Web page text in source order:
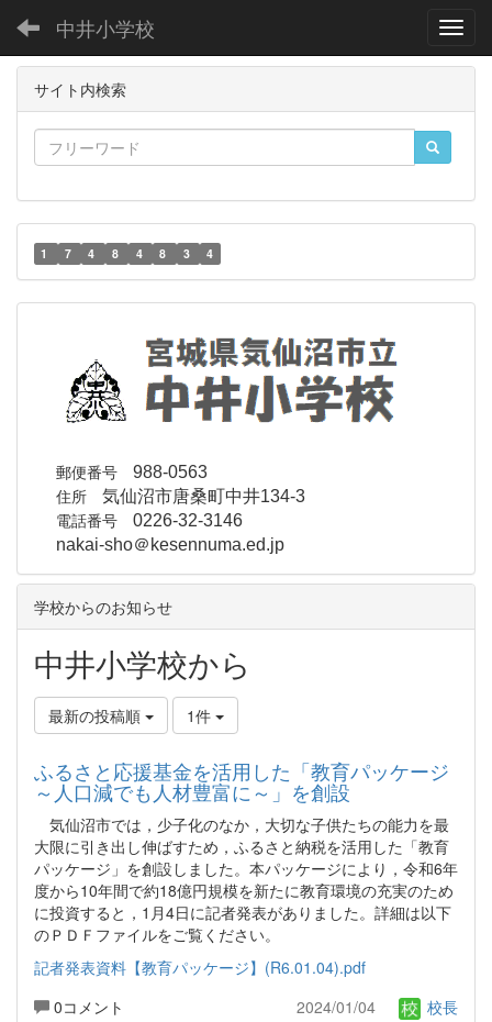
中井小学校
サイト内検索
1 7 4 8 4 8 3 4
郵便番号 988-0563
住所 気仙沼市唐桑町中井134-3
電話番号 0226-32-3146
nakai-sho＠kesennuma.ed.jp
学校からのお知らせ
中井小学校から
最新の投稿順 1件
ふるさと応援基金を活用した「教育パッケージ
～人口減でも人材豊富に～」を創設
気仙沼市では，少子化のなか，大切な子供たちの能力を最
大限に引き出し伸ばすため，ふるさと納税を活用した「教育
パッケージ」を創設しました。本パッケージにより，令和6年
度から10年間で約18億円規模を新たに教育環境の充実のため
に投資すると，1月4日に記者発表がありました。詳細は以下
のＰＤＦファイルをご覧ください。
記者発表資料【教育パッケージ】(R6.01.04).pdf
0コメント
2024/01/04 校長